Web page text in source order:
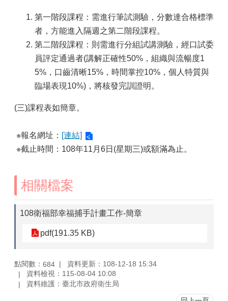
第一階段課程：需進行筆試測驗，分數達合格標準
者，方能進入隔週之第二階段課程。
第二階段課程：則需進行分組試講測驗，經口試委
員評定通過者(講解正確性50%，組織與流暢度1
5%，口齒清晰15%，時間掌控10%，個人特質與
臨場表現10%)，將核發完訓證明。
(三)課程表如簡章。
※報名網址： [連結]
※截止時間：108年11月6日(星期三)或額滿為止。
相關檔案
108衛福部幸福捕手計畫工作-簡章
pdf(191.35 KB)
點閱數： 684
資料更新：108-12-18 15:34
資料檢視：115-08-04 10:08
資料維護：臺北市政府衛生局